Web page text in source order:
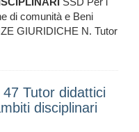
di comunità e Beni
GIURIDICHE N. Tutor
Tutor didattici
disciplinari